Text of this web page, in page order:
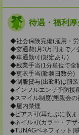
待遇・福利厚
◆社会保険完備(雇用・
◆交通費(月3万円まで／
◆車通勤可(規定あり)
◆残業手当(1分単位で全
◆更衣手当(勤務日数分)
◆制服貸与(出勤時は服
◆インフルエンザ予防接
◆スマイル制度(懇親会の
◆屋内禁煙
◆ピアス可(耳たぶに収ま
◆ネイル可(カラー・デザ
◆TUNAGベネフィット(